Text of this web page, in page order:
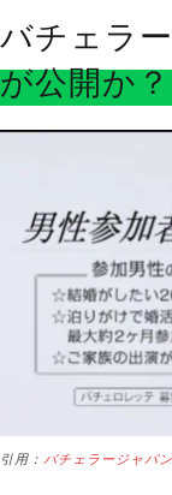
バチェラ
が公開か
引用： バチェラージャパ